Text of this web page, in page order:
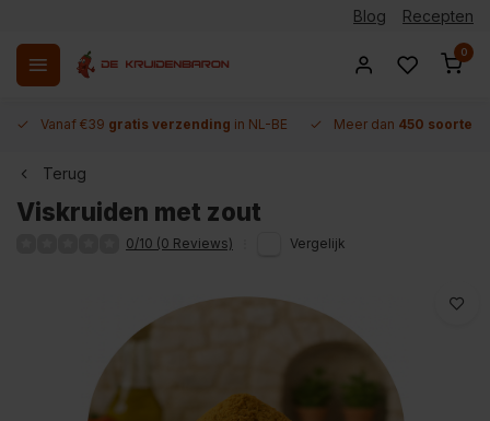
Blog Recepten
0
Vanaf €39 gratis verzending in NL-BE Meer dan 450 soorten
Terug
Viskruiden met zout
0/10 (0 Reviews) Vergelijk